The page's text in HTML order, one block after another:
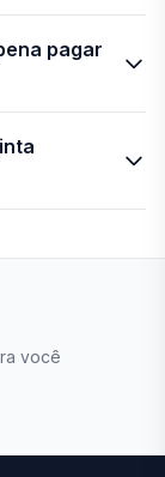
pagar
você